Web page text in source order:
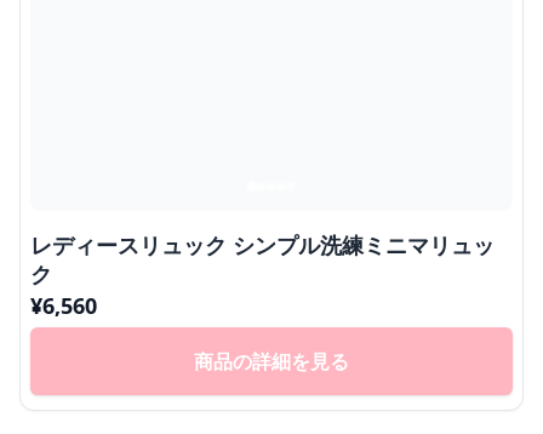
レディースリュック シンプル洗練ミニマリュッ
ク
¥6,560
商品の詳細を見る